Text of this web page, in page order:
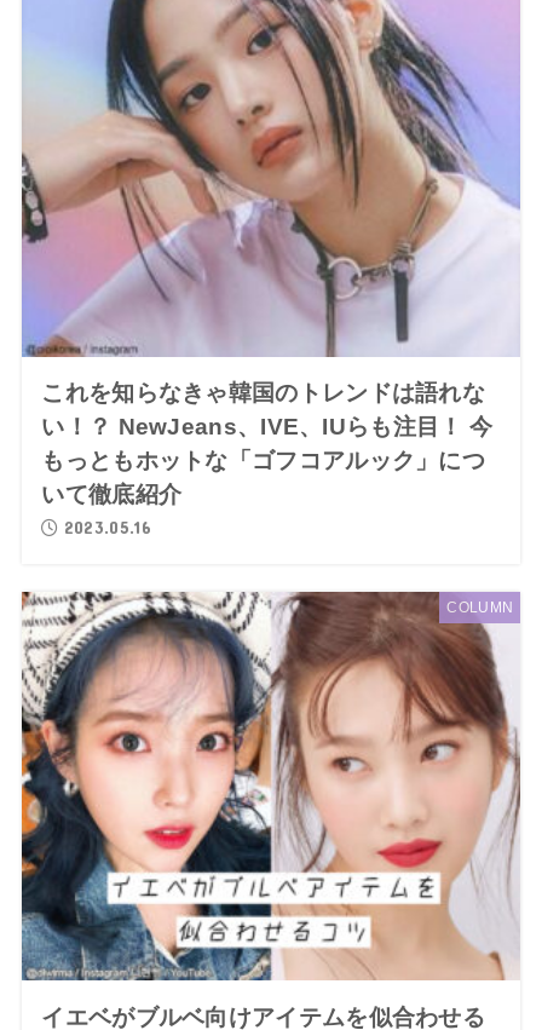
これを知らなきゃ韓国のトレンドは語れな
い！？ NewJeans、IVE、IUらも注目！ 今
もっともホットな「ゴフコアルック」につ
いて徹底紹介
2023.05.16
COLUMN
イエベがブルベ向けアイテムを似合わせる